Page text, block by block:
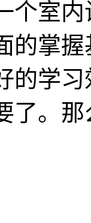
个室
的掌
的学
了。那